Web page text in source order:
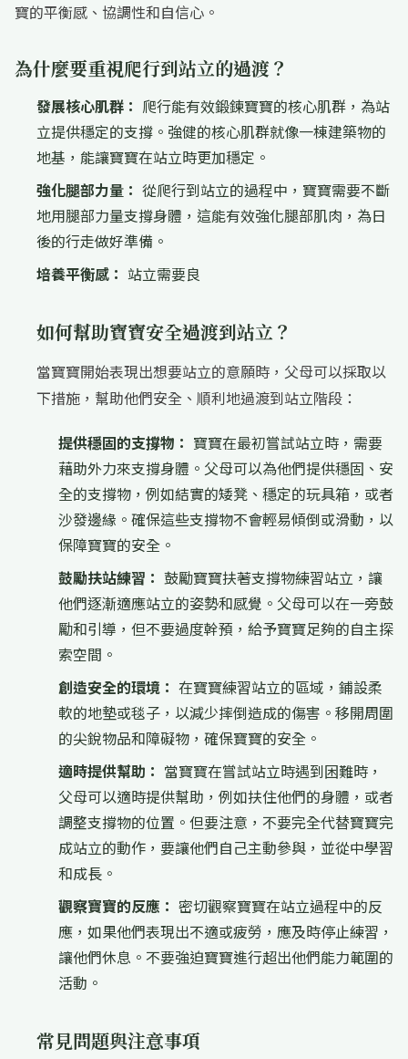
寶的平衡感、協調性和自信心。
為什麼要重視爬行到站立的過渡？
發展核心肌群： 爬行能有效鍛鍊寶寶的核心肌群，為站
立提供穩定的支撐。強健的核心肌群就像一棟建築物的
地基，能讓寶寶在站立時更加穩定。
強化腿部力量： 從爬行到站立的過程中，寶寶需要不斷
地用腿部力量支撐身體，這能有效強化腿部肌肉，為日
後的行走做好準備。
培養平衡感： 站立需要良
如何幫助寶寶安全過渡到站立？
當寶寶開始表現出想要站立的意願時，父母可以採取以
下措施，幫助他們安全、順利地過渡到站立階段：
提供穩固的支撐物： 寶寶在最初嘗試站立時，需要
藉助外力來支撐身體。父母可以為他們提供穩固、安
全的支撐物，例如結實的矮凳、穩定的玩具箱，或者
沙發邊緣。確保這些支撐物不會輕易傾倒或滑動，以
保障寶寶的安全。
鼓勵扶站練習： 鼓勵寶寶扶著支撐物練習站立，讓
他們逐漸適應站立的姿勢和感覺。父母可以在一旁鼓
勵和引導，但不要過度幹預，給予寶寶足夠的自主探
索空間。
創造安全的環境： 在寶寶練習站立的區域，鋪設柔
軟的地墊或毯子，以減少摔倒造成的傷害。移開周圍
的尖銳物品和障礙物，確保寶寶的安全。
適時提供幫助： 當寶寶在嘗試站立時遇到困難時，
父母可以適時提供幫助，例如扶住他們的身體，或者
調整支撐物的位置。但要注意，不要完全代替寶寶完
成站立的動作，要讓他們自己主動參與，並從中學習
和成長。
觀察寶寶的反應： 密切觀察寶寶在站立過程中的反
應，如果他們表現出不適或疲勞，應及時停止練習，
讓他們休息。不要強迫寶寶進行超出他們能力範圍的
活動。
常見問題與注意事項